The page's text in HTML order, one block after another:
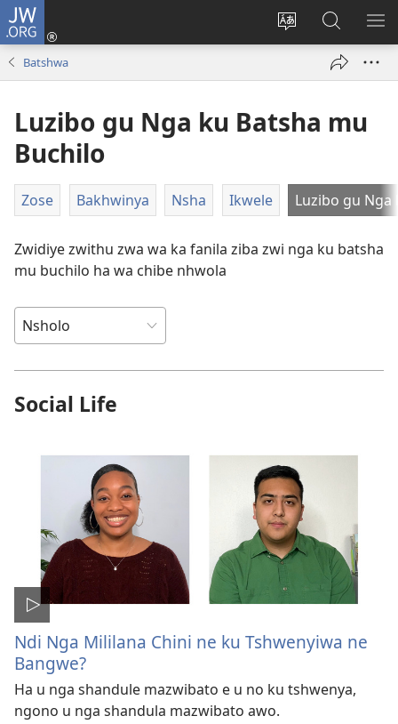
JW.ORG
Change
language
Ngina
(opens
Shaka
Zwithu
mu
Batshwa
Luzibo gu Nga ku Batsha mu
Buchilo
Zose Bakhwinya Nsha Ikwele Luzibo gu Nga
Zwidiye zwithu zwa wa ka fanila ziba zwi nga ku batsha
mu buchilo ha wa chibe nhwola
Social Life
Ndi Nga Mililana Chini ne ku Tshwenyiwa ne
Bangwe?
Ha u nga shandule mazwibato e u no ku tshwenya,
ngono u nga shandula mazwibato awo.